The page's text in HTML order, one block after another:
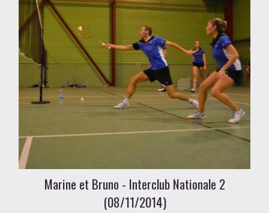
Marine et Bruno - Interclub Nationale 2
(08/11/2014)